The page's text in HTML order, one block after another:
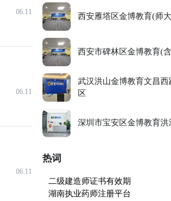
06.11
06.11
06.11
西安雁塔区金博教育(师
西安市碑林区金博教育(
武汉洪山金博教育文昌西
区
深圳市宝安区金博教育洪
热词
二级建造师证书有效期
湖南执业药师注册平台